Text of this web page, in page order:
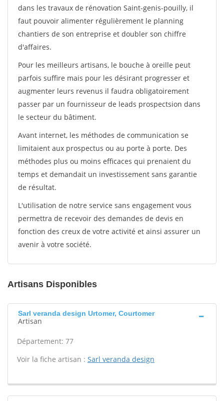
dans les travaux de rénovation Saint-genis-pouilly, il
faut pouvoir alimenter régulièrement le planning
chantiers de son entreprise et doubler son chiffre
d'affaires.
Pour les meilleurs artisans, le bouche à oreille peut
parfois suffire mais pour les désirant progresser et
augmenter leurs revenus il faudra obligatoirement
passer par un fournisseur de leads prospectsion dans
le secteur du bâtiment.
Avant internet, les méthodes de communication se
limitaient aux prospectus ou au porte à porte. Des
méthodes plus ou moins efficaces qui prenaient du
temps et demandait un investissement sans garantie
de résultat.
L'utilisation de notre service sans engagement vous
permettra de recevoir des demandes de devis en
fonction des creux de votre activité et ainsi assurer un
avenir à votre société.
Artisans Disponibles
Sarl veranda design Urtomer, Courtomer
Artisan
Département: 77
Voir la fiche artisan : Sarl veranda design